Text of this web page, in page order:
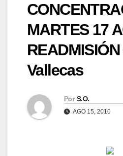
MARTES 17
Vallecas
Por S.O.
AGO 15, 2010